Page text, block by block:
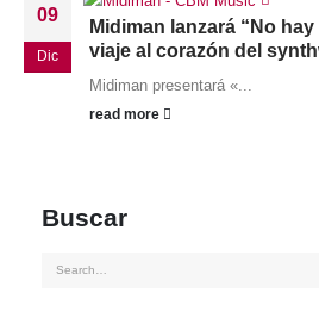
09
Dic
Midiman lanzará “No
viaje al corazón del
Midiman presentará «...
read more
Buscar